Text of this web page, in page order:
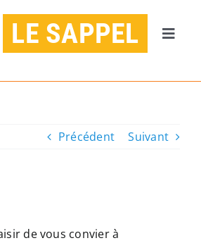
LE SAPPEL
Précédent Suivant
de vous convier à